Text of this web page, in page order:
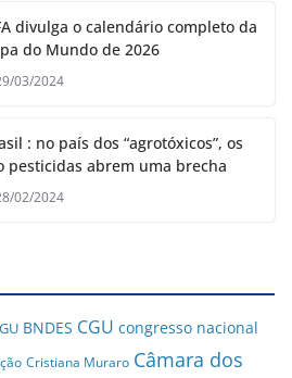
divulga o calendário completo da
do Mundo de 2026
03/2024
: no país dos “agrotóxicos”, os
pesticidas abrem uma brecha
02/2024
BNDES CGU congresso nacional
Cristiana Muraro Câmara dos